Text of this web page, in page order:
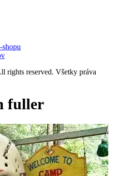
reserved. Všetky práva
fuller